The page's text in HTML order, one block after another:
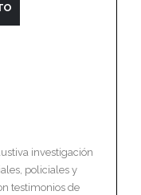
investigación
policiales y
testimonios de